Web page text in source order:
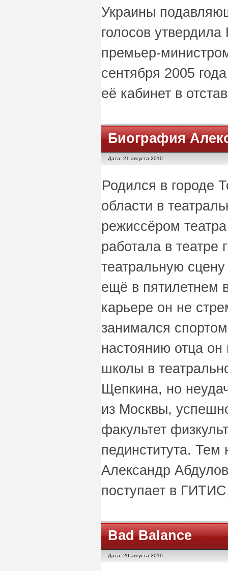
Украины
голосов
премьер-
сентября 2005
её кабинет в
Биография
Дата: 21 августа 2010
Родился в городе
области в
режиссёром
работала в театре
театральную
ещё в пятилетнем
карьере он не
занимался
настоянию отца он
школы в
Щепкина, но
из Москвы,
факультет
пединститута. Тем
Александр
поступает в
Bad Balance
Дата: 20 августа 2010